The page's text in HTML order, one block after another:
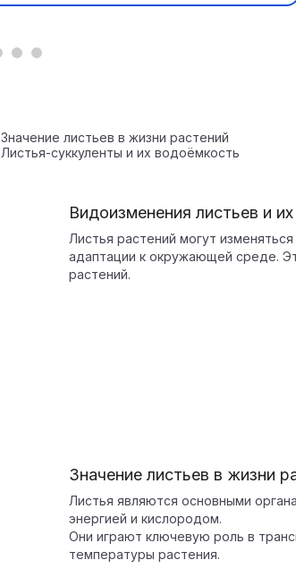
Значение листьев в жизни растений
Листья-суккуленты и их водоёмкость
Видоизменения листьев и
Листья растений могут
адаптации к окружающей среде.
растений.
Значение листьев в жизни
Листья являются основными
энергией и кислородом.
Они играют ключевую роль в
температуры растения.